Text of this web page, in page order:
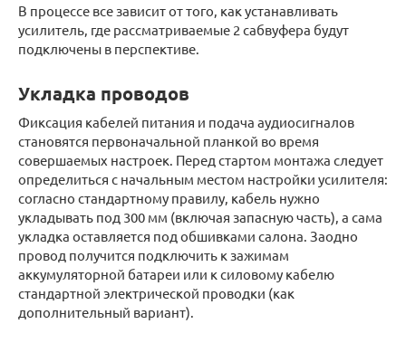
В процессе все зависит от того, как устанавливать
усилитель, где рассматриваемые 2 сабвуфера будут
подключены в перспективе.
Укладка проводов
Фиксация кабелей питания и подача аудиосигналов
становятся первоначальной планкой во время
совершаемых настроек. Перед стартом монтажа следует
определиться с начальным местом настройки усилителя:
согласно стандартному правилу, кабель нужно
укладывать под 300 мм (включая запасную часть), а сама
укладка оставляется под обшивками салона. Заодно
провод получится подключить к зажимам
аккумуляторной батареи или к силовому кабелю
стандартной электрической проводки (как
дополнительный вариант).